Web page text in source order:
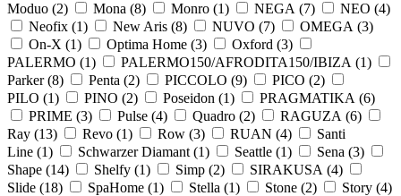
Moduo (2) Mona (8) Monro (1) NEGA (7) NEO (4)
Neofix (1) New Aris (8) NUVO (7) OMEGA (3)
On-X (1) Optima Home (3) Oxford (3)
PALERMO (1) PALERMO150/AFRODITA150/IBIZA (1)
Parker (8) Penta (2) PICCOLO (9) PICO (2)
PILO (1) PINO (2) Poseidon (1) PRAGMATIKA (6)
PRIME (3) Pulse (4) Quadro (2) RAGUZA (6)
Ray (13) Revo (1) Row (3) RUAN (4)
Santi
Line (1) Schwarzer Diamant (1) Seattle (1) Sena (3)
Shape (14) Shelfy (1) Simp (2) SIRAKUSA (4)
Slide (18) SpaHome (1) Stella (1) Stone (2) Story (4)